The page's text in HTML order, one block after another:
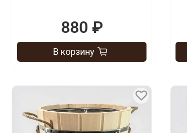
880 ₽
В корзину